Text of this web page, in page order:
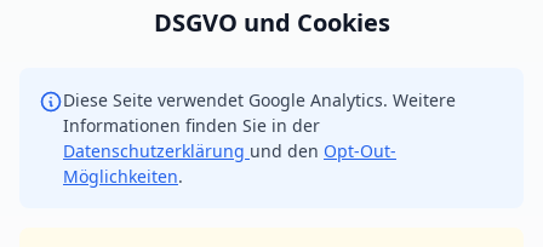
DSGVO und Cookies
Diese Seite verwendet Google Analytics. Weitere
Informationen finden Sie in der
Datenschutzerklärung und den Opt-Out-
Möglichkeiten.